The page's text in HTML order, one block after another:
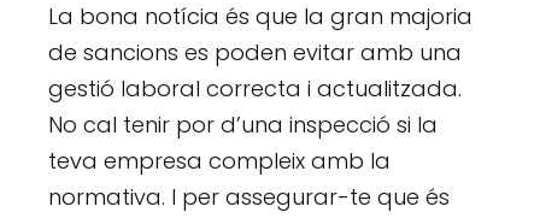
La bona notícia és que la gran majoria
de sancions es poden evitar amb una
gestió laboral correcta i actualitzada.
No cal tenir por d’una inspecció si la
teva empresa compleix amb la
normativa. I per assegurar-te que és